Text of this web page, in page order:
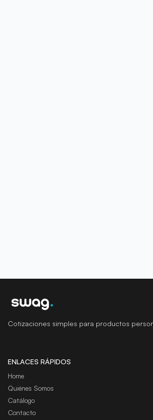
Cotizaciones simples para productos
ENLACES RÁPIDOS
Home
Quiénes Somos
Catálogo
Contacto